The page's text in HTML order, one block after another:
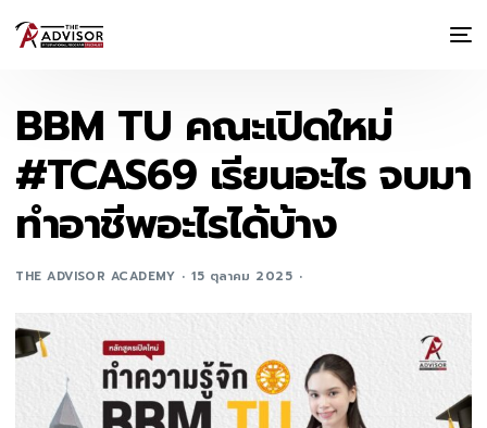
BBM TU คณะเปิดใหม่
#TCAS69 เรียนอะไร จบมา
ทำอาชีพอะไรได้บ้าง
THE ADVISOR ACADEMY 15 ตุลาคม 2025